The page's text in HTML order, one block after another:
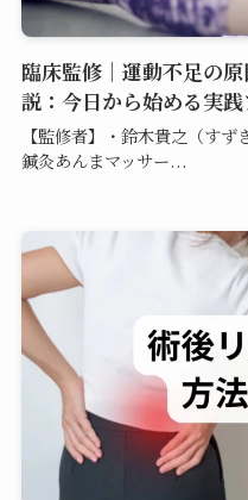
臨床監修｜運動不足の
説：今日から始める実
【監修者】・鈴木貴之（す
鍼灸あんまマッサー...